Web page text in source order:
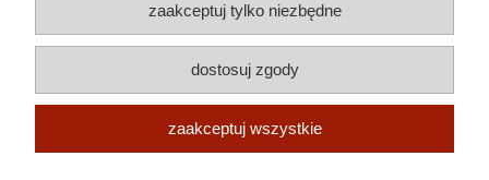
Płatności, dostawa i zwroty
Informacje
O nas
zaakceptuj tylko niezbędne
dostosuj zgody
zaakceptuj wszystkie